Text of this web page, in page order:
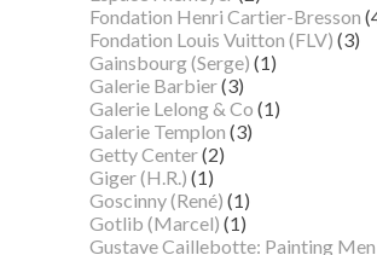
Fondation Henri Cartier-Bresson
Fondation Louis Vuitton (FLV) (3)
Gainsbourg (Serge) (1)
Galerie Barbier(3)
Galerie Lelong & Co (1)
Galerie Templon (3)
Getty Center(2)
Giger (H.R.) (1)
Goscinny (René) (1)
Gotlib (Marcel) (1)
Gustave Caillebotte: Painting Men